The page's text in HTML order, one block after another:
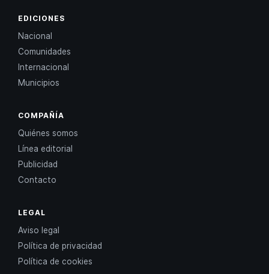
EDICIONES
Nacional
Comunidades
Internacional
Municipios
COMPAÑÍA
Quiénes somos
Línea editorial
Publicidad
Contacto
LEGAL
Aviso legal
Política de privacidad
Política de cookies